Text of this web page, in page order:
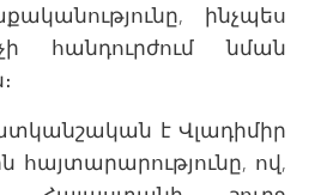
ինչպես
հանդուրժում նման
է Վլադիմիր
հայտարարությունը, ով,